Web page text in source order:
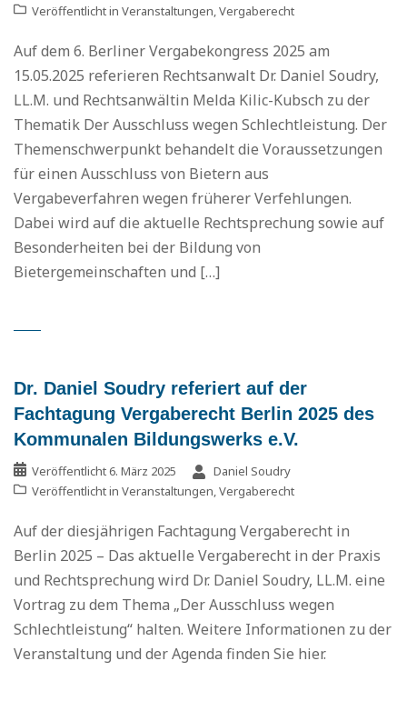
Veröffentlicht in Veranstaltungen,Vergaberecht
Auf dem 6. Berliner Vergabekongress 2025 am
15.05.2025 referieren Rechtsanwalt Dr. Daniel Soudry,
LL.M. und Rechtsanwältin Melda Kilic-Kubsch zu der
Thematik Der Ausschluss wegen Schlechtleistung. Der
Themenschwerpunkt behandelt die Voraussetzungen
für einen Ausschluss von Bietern aus
Vergabeverfahren wegen früherer Verfehlungen.
Dabei wird auf die aktuelle Rechtsprechung sowie auf
Besonderheiten bei der Bildung von
Bietergemeinschaften und […]
Dr. Daniel Soudry referiert auf der
Fachtagung Vergaberecht Berlin 2025 des
Kommunalen Bildungswerks e.V.
Veröffentlicht 6. März 2025
Daniel Soudry
Veröffentlicht in Veranstaltungen,Vergaberecht
Auf der diesjährigen Fachtagung Vergaberecht in
Berlin 2025 – Das aktuelle Vergaberecht in der Praxis
und Rechtsprechung wird Dr. Daniel Soudry, LL.M. eine
Vortrag zu dem Thema „Der Ausschluss wegen
Schlechtleistung“ halten. Weitere Informationen zu der
Veranstaltung und der Agenda finden Sie hier.